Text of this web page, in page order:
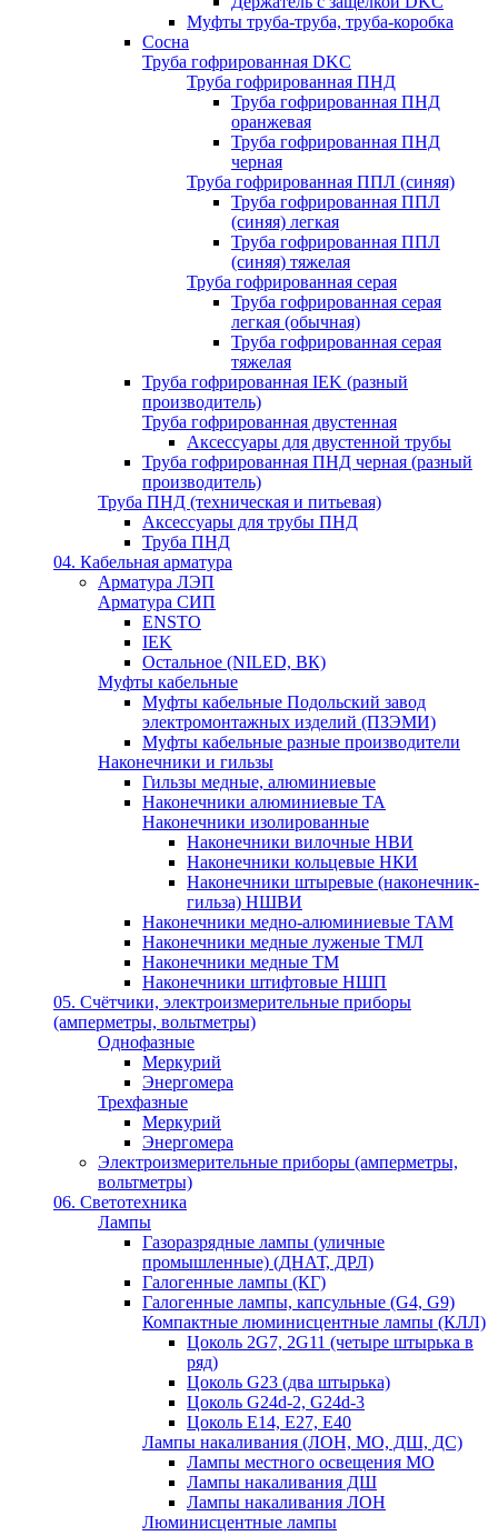
Муфты труба-труба, труба-коробка
Сосна
Труба гофрированная DKC
Труба гофрированная ПНД
Труба гофрированная ПНД
оранжевая
Труба гофрированная ПНД
черная
Труба гофрированная ППЛ (синяя)
Труба гофрированная ППЛ
(синяя) легкая
Труба гофрированная ППЛ
(синяя) тяжелая
Труба гофрированная серая
Труба гофрированная серая
легкая (обычная)
Труба гофрированная серая
тяжелая
Труба гофрированная IEK (разный
производитель)
Труба гофрированная двустенная
Аксессуары для двустенной трубы
Труба гофрированная ПНД черная (разный
производитель)
Труба ПНД (техническая и питьевая)
Аксессуары для трубы ПНД
Труба ПНД
04. Кабельная арматура
Арматура ЛЭП
Арматура СИП
ENSTO
IEK
Остальное (NILED, ВК)
Муфты кабельные
Муфты кабельные Подольский завод
электромонтажных изделий (ПЗЭМИ)
Муфты кабельные разные производители
Наконечники и гильзы
Гильзы медные, алюминиевые
Наконечники алюминиевые ТА
Наконечники изолированные
Наконечники вилочные НВИ
Наконечники кольцевые НКИ
Наконечники штыревые (наконечник-
гильза) НШВИ
Наконечники медно-алюминиевые ТАМ
Наконечники медные луженые ТМЛ
Наконечники медные ТМ
Наконечники штифтовые НШП
05. Счётчики, электроизмерительные приборы
(амперметры, вольтметры)
Однофазные
Меркурий
Энергомера
Трехфазные
Меркурий
Энергомера
Электроизмерительные приборы (амперметры,
вольтметры)
06. Светотехника
Лампы
Газоразрядные лампы (уличные
промышленные) (ДНАТ, ДРЛ)
Галогенные лампы (КГ)
Галогенные лампы, капсульные (G4, G9)
Компактные люминисцентные лампы (КЛЛ)
Цоколь 2G7, 2G11 (четыре штырька в
ряд)
Цоколь G23 (два штырька)
Цоколь G24d-2, G24d-3
Цоколь Е14, Е27, Е40
Лампы накаливания (ЛОН, МО, ДШ, ДС)
Лампы местного освещения МО
Лампы накаливания ДШ
Лампы накаливания ЛОН
Люминисцентные лампы